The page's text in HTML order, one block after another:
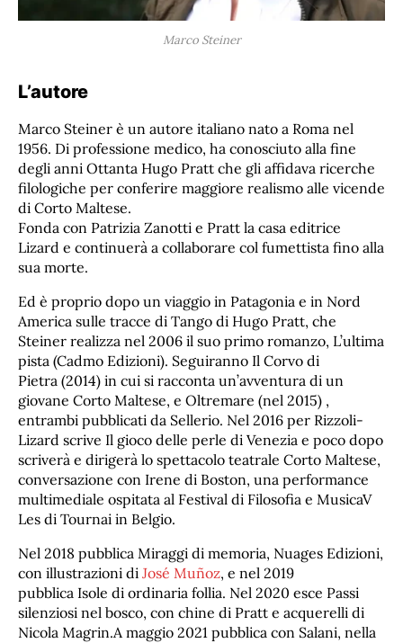
Marco Steiner
L’autore
Marco Steiner è un autore italiano nato a Roma nel
1956. Di professione medico, ha conosciuto alla fine
degli anni Ottanta Hugo Pratt che gli affidava ricerche
filologiche per conferire maggiore realismo alle vicende
di Corto Maltese.
Fonda con Patrizia Zanotti e Pratt la casa editrice
Lizard e continuerà a collaborare col fumettista fino alla
sua morte.
Ed è proprio dopo un viaggio in Patagonia e in Nord
America sulle tracce di Tango di Hugo Pratt, che
Steiner realizza nel 2006 il suo primo romanzo, L’ultima
pista (Cadmo Edizioni). Seguiranno Il Corvo di
Pietra (2014) in cui si racconta un’avventura di un
giovane Corto Maltese, e Oltremare (nel 2015) ,
entrambi pubblicati da Sellerio. Nel 2016 per Rizzoli-
Lizard scrive Il gioco delle perle di Venezia e poco dopo
scriverà e dirigerà lo spettacolo teatrale Corto Maltese,
conversazione con Irene di Boston, una performance
multimediale ospitata al Festival di Filosofia e MusicaV
Les di Tournai in Belgio.
Nel 2018 pubblica Miraggi di memoria, Nuages Edizioni,
con illustrazioni di José Muñoz, e nel 2019
pubblica Isole di ordinaria follia. Nel 2020 esce Passi
silenziosi nel bosco, con chine di Pratt e acquerelli di
Nicola Magrin.A maggio 2021 pubblica con Salani, nella